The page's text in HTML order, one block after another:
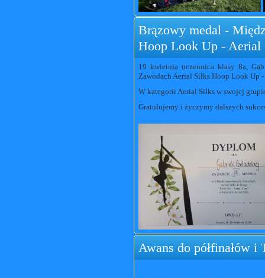
Brązowy medal -
Hoop Look Up - Aerial
19 kwietnia uczennica klasy 8a,
Zawodach Aerial Silks Hoop Look Up
W kategorii Aerial Silks w swojej
Gratulujemy i życzymy dalszych
Awans do półfinałów